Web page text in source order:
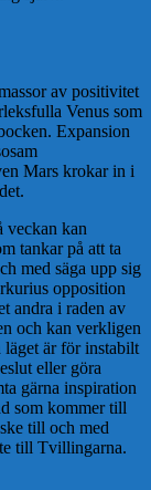
av positivitet
Venus som
Expansion
Mars krokar in i
veckan kan
tankar på att ta
med säga upp sig
opposition
andra i raden av
och kan verkligen
är för instabilt
eller göra
gärna inspiration
som kommer till
till och med
till Tvillingarna.